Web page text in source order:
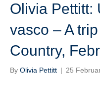
Olivia Pettitt:
vasco – A
Country,
By Olivia Pettitt | 25